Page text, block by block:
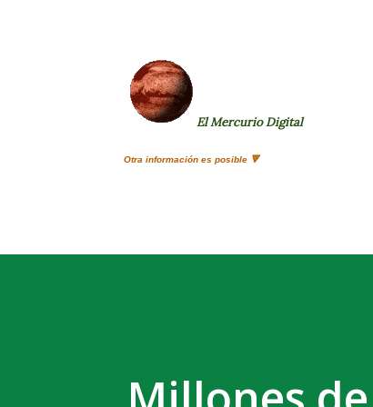
El Mercurio Digital
Otra información es posible 🔻